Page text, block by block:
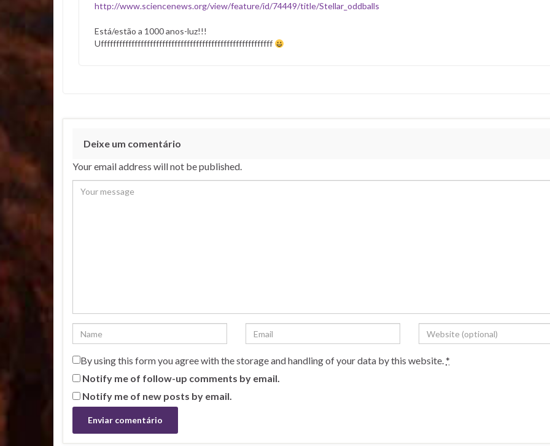
http://www.sciencenews.org/view/feature/id/74449/title/Stellar_oddballs
Está/estão a 1000 anos-luz!!!
Uffffffffffffffffffffffffffffffffffffffffffffffffffffffff
Deixe um comentário
Your email address will not be published.
By using this form you agree with the storage and handling of your data by this website.*
Notify me of follow-up comments by email.
Notify me of new posts by email.